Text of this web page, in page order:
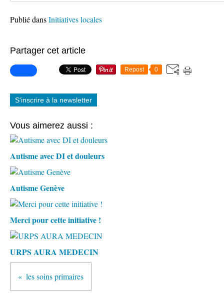
Publié dansInitiatives locales
Partager cet article
Repost 0
S'inscrire à la newsletter
Vous aimerez aussi :
Autisme avec DI et douleurs
Autisme Genève
Merci pour cette initiative !
URPS AURA MEDECIN
les soins primaires